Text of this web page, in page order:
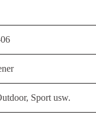
Sport usw.